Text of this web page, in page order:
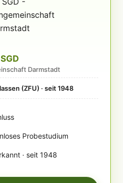
SGD
Darmstadt
(ZFU) · seit 1948
Probestudium
· seit 1948